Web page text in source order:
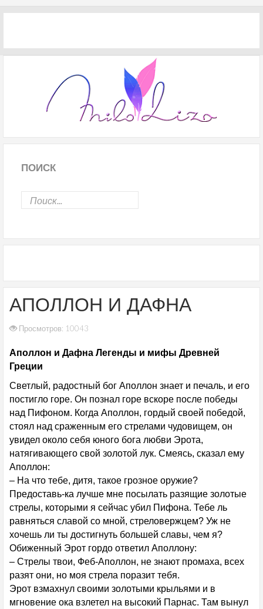
ПОИСК
АПОЛЛОН И ДАФНА
Просмотров: 10043
Аполлон и Дафна Легенды и мифы Древней
Греции
Светлый, радостный бог Аполлон знает и печаль, и его
постигло горе. Он познал горе вскоре после победы
над Пифоном. Когда Аполлон, гордый своей победой,
стоял над сраженным его стрелами чудовищем, он
увидел около себя юного бога любви Эрота,
натягивающего свой золотой лук. Смеясь, сказал ему
Аполлон:
– На что тебе, дитя, такое грозное оружие?
Предоставь-ка лучше мне посылать разящие золотые
стрелы, которыми я сейчас убил Пифона. Тебе ль
равняться славой со мной, стреловержцем? Уж не
хочешь ли ты достигнуть большей славы, чем я?
Обиженный Эрот гордо ответил Аполлону:
– Стрелы твои, Феб-Аполлон, не знают промаха, всех
разят они, но моя стрела поразит тебя.
Эрот взмахнул своими золотыми крыльями и в
мгновение ока взлетел на высокий Парнас. Там вынул